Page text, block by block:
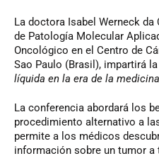
La doctora Isabel Werneck da
de Patología Molecular
Oncológico en el Centro de
Sao Paulo (Brasil), impartirá
líquida en la era de la
La conferencia abordará los
procedimiento alternativo a
permite a los médicos
información sobre un tumor a